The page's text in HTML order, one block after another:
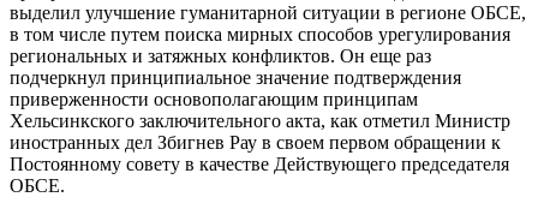
выделил улучшение гуманитарной ситуации в регионе ОБСЕ,
в том числе путем поиска мирных способов урегулирования
региональных и затяжных конфликтов. Он еще раз
подчеркнул принципиальное значение подтверждения
приверженности основополагающим принципам
Хельсинкского заключительного акта, как отметил Министр
иностранных дел Збигнев Рау в своем первом обращении к
Постоянному совету в качестве Действующего председателя
ОБСЕ.